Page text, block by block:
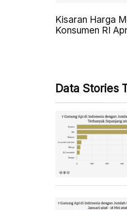
Kisaran Harga
Konsumen RI
Data Stories